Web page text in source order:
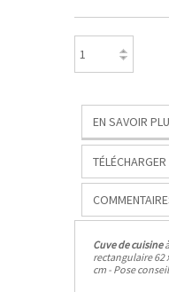
EN SAVOIR
TÉLÉCHARGER
Cuve de cuisine
rectangulaire 62
cm - Pose